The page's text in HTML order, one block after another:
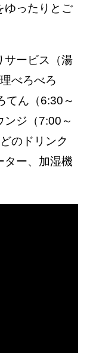
ゆったりとご
サービス（湯
べろべろ
てん（6:30～
ジ（7:00～
のドリンク
ター、加湿機